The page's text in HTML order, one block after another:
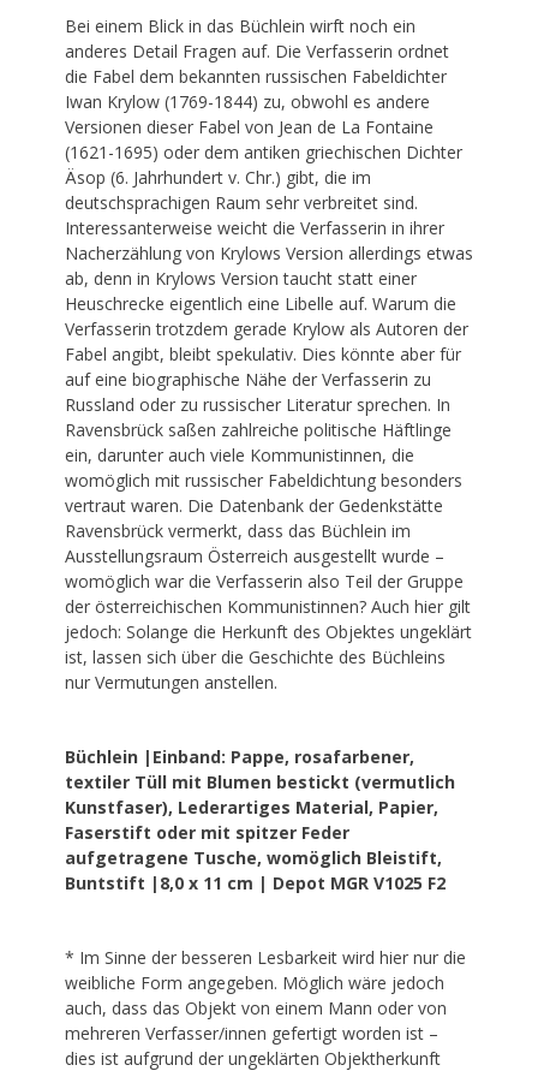
Bei einem Blick in das Büchlein wirft noch ein
anderes Detail Fragen auf. Die Verfasserin ordnet
die Fabel dem bekannten russischen Fabeldichter
Iwan Krylow (1769-1844) zu, obwohl es andere
Versionen dieser Fabel von Jean de La Fontaine
(1621-1695) oder dem antiken griechischen Dichter
Äsop (6. Jahrhundert v. Chr.) gibt, die im
deutschsprachigen Raum sehr verbreitet sind.
Interessanterweise weicht die Verfasserin in ihrer
Nacherzählung von Krylows Version allerdings etwas
ab, denn in Krylows Version taucht statt einer
Heuschrecke eigentlich eine Libelle auf. Warum die
Verfasserin trotzdem gerade Krylow als Autoren der
Fabel angibt, bleibt spekulativ. Dies könnte aber für
auf eine biographische Nähe der Verfasserin zu
Russland oder zu russischer Literatur sprechen. In
Ravensbrück saßen zahlreiche politische Häftlinge
ein, darunter auch viele Kommunistinnen, die
womöglich mit russischer Fabeldichtung besonders
vertraut waren. Die Datenbank der Gedenkstätte
Ravensbrück vermerkt, dass das Büchlein im
Ausstellungsraum Österreich ausgestellt wurde –
womöglich war die Verfasserin also Teil der Gruppe
der österreichischen Kommunistinnen? Auch hier gilt
jedoch: Solange die Herkunft des Objektes ungeklärt
ist, lassen sich über die Geschichte des Büchleins
nur Vermutungen anstellen.
Büchlein |Einband: Pappe, rosafarbener,
textiler Tüll mit Blumen bestickt (vermutlich
Kunstfaser), Lederartiges Material, Papier,
Faserstift oder mit spitzer Feder
aufgetragene Tusche, womöglich Bleistift,
Buntstift |8,0 x 11 cm | Depot MGR V1025 F2
* Im Sinne der besseren Lesbarkeit wird hier nur die
weibliche Form angegeben. Möglich wäre jedoch
auch, dass das Objekt von einem Mann oder von
mehreren Verfasser/innen gefertigt worden ist –
dies ist aufgrund der ungeklärten Objektherkunft